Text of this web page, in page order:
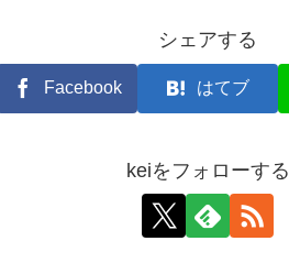
シェアする
Facebook はてブ
keiをフォローする